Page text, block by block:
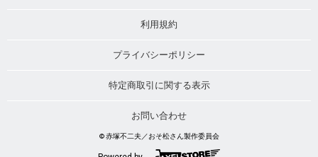
利用規約
プライバシーポリシー
特定商取引に関する表示
お問い合わせ
© 赤塚不二夫／おそ松さん製作委員会